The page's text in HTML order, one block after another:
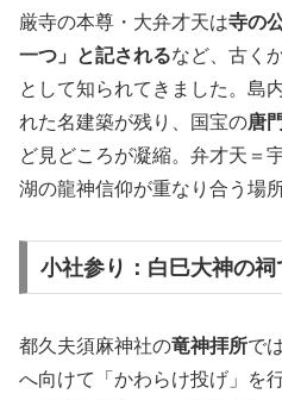
厳寺の本尊・大弁才天は寺の
一つ」と記されるなど、古く
として知られてきました。島
れた名建築が残り、国宝の唐門
ど見どころが凝縮。弁才天＝
湖の龍神信仰が重なり合う場
小社参り：白巳大神の祠
都久夫須麻神社の竜神拝所で
へ向けて「かわらけ投げ」を